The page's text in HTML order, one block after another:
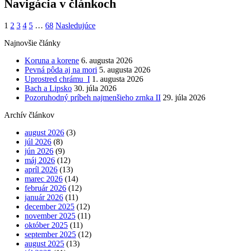
Navigácia v článkoch
1 2 3 4 5 … 68 Nasledujúce
Najnovšie články
Koruna a korene 6. augusta 2026
Pevná pôda aj na mori 5. augusta 2026
Uprostred chrámu I 1. augusta 2026
Bach a Lipsko 30. júla 2026
Pozoruhodný príbeh najmenšieho zrnka II 29. júla 2026
Archív článkov
august 2026 (3)
júl 2026 (8)
jún 2026 (9)
máj 2026 (12)
apríl 2026 (13)
marec 2026 (14)
február 2026 (12)
január 2026 (11)
december 2025 (12)
november 2025 (11)
október 2025 (11)
september 2025 (12)
august 2025 (13)